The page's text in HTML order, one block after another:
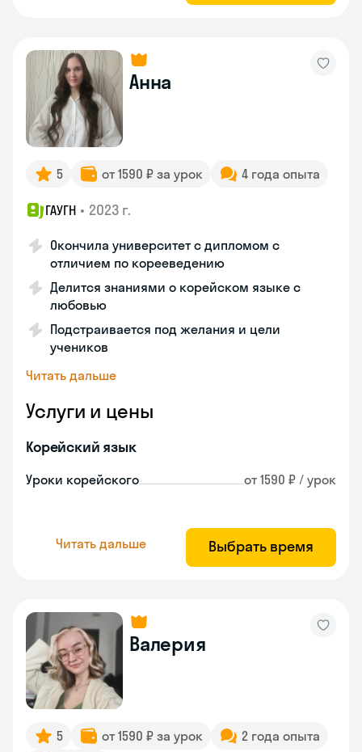
Анна
5 от 1590 ₽ за урок 4 года опыта
ГАУГН • 2023 г.
Окончила университет с дипломом с
отличием по корееведению
Делится знаниями о корейском языке с
любовью
Подстраивается под желания и цели
учеников
Читать дальше
Услуги и цены
Корейский язык
Уроки корейского от 1590 ₽ / урок
Читать дальше Выбрать время
Валерия
5 от 1590 ₽ за урок
2 года опыта